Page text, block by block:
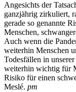
Angesichts der
ganzjährig zirkuliert,
gerade so genannte
Menschen,
Auch wenn die
weiterhin Menschen
Todesfällen in
weiterhin wichtig für
Risiko für einen
Meslé. pm